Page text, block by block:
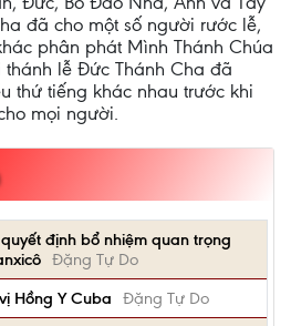
đã cho một số người rước lễ,
phân phát Mình Thánh Chúa
lễ Đức Thánh Cha đã
thứ tiếng khác nhau trước khi
mọi người.
định bổ nhiệm quan trọng
Đặng Tự Do
Hồng Y Cuba
Đặng Tự Do